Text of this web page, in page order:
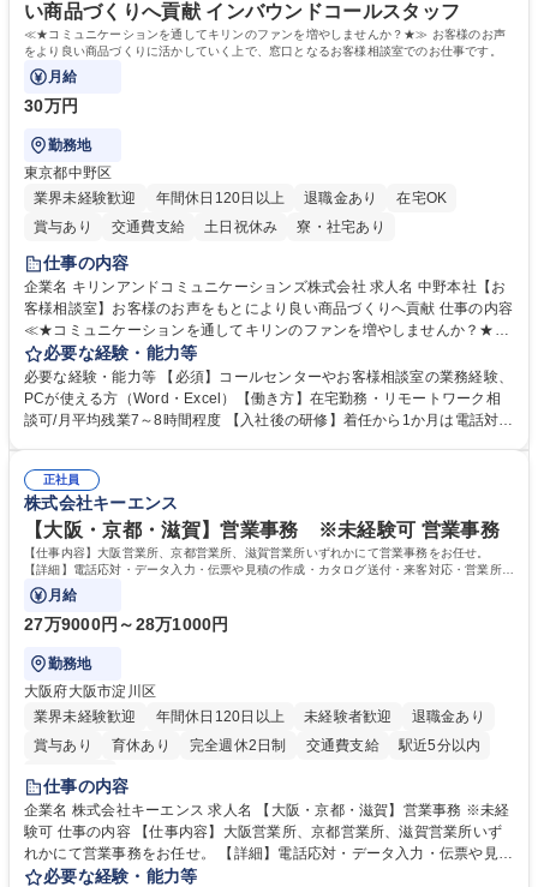
い商品づくりへ貢献 インバウンドコールスタッフ
≪★コミュニケーションを通してキリンのファンを増やしませんか？★≫ お客様のお声
をより良い商品づくりに活かしていく上で、窓口となるお客様相談室でのお仕事です。
月給
30万円
勤務地
東京都中野区
業界未経験歓迎
年間休日120日以上 退職金あり
在宅OK
賞与あり
交通費支給 土日祝休み 寮・社宅あり
仕事の内容
企業名 キリンアンドコミュニケーションズ株式会社 求人名 中野本社【お
客様相談室】お客様のお声をもとにより良い商品づくりへ貢献 仕事の内容
≪★コミュニケーションを通してキリンのファンを増やしませんか？★≫
お客様のお声をより良い商品づくりに活かしていく上で、窓口となるお客
様相談室でのお仕事です。 日々お客様からいただくキリングループへのご
意見を、企業活動に活かしています。お客様からの声に迅速かつ誠意をも
って対応、情報提供するとともにグループ内活動に反映しています。 【具
平均100件前後■メール・手紙：同上40件前後 募集職種 中野本社【お客様
相談室】お客様のお声をもとにより良い商品づくりへ貢献
必要な経験・能力等
必要な経験・能力等 【必須】コールセンターやお客様相談室の業務経験、
PCが使える方（Word・Excel）【働き方】在宅勤務・リモートワーク相
談可/月平均残業7～8時間程度 【入社後の研修】着任から1か月は電話対応
すのでご安心ください。 【当社について】キリングループの広報機能を担
う会社として、お客様との出会いを大切にし、磨き上げたホスピタリティ
を込めてコミュニケーションをとりながら広報関連業務を行っておりま
す。 学歴・資格 学歴：大学院 大学 高専 短大 専修学校 高校 語学力： 資
格：
正社員
株式会社キーエンス
【大阪・京都・滋賀】営業事務 ※未経験可 営業事務
【仕事内容】大阪営業所、京都営業所、滋賀営業所いずれかにて営業事務をお任せ。
【詳細】電話応対・データ入力・伝票や見積の作成・カタログ送付・来客対応・営業所内
で発生する事務業務や業務改善をお任せ。
月給
27万9000円～28万1000円
勤務地
大阪府大阪市淀川区
業界未経験歓迎
年間休日120日以上 未経験者歓迎
退職金あり
賞与あり
育休あり 完全週休2日制 交通費支給
駅近5分以内
土日祝休み
仕事の内容
企業名 株式会社キーエンス 求人名 【大阪・京都・滋賀】営業事務 ※未経
験可 仕事の内容 【仕事内容】大阪営業所、京都営業所、滋賀営業所いず
れかにて営業事務をお任せ。 【詳細】電話応対・データ入力・伝票や見積
の作成・カタログ送付・来客対応・営業所内で発生する事務業務や業務改
必要な経験・能力等